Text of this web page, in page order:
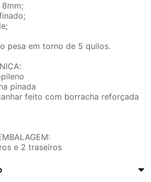
pesa em torno de 5 quilos.
pinada
feito com borracha reforçada
e 2 traseiros